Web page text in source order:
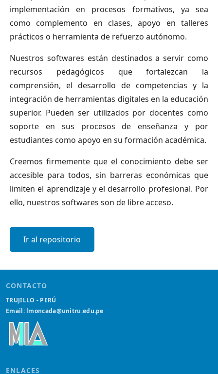
implementación en procesos formativos, ya sea
como complemento en clases, apoyo en talleres
prácticos o herramienta de refuerzo autónomo.
Nuestros softwares están destinados a servir como
recursos pedagógicos que fortalezcan la
comprensión, el desarrollo de competencias y la
integración de herramientas digitales en la educación
superior. Pueden ser utilizados por docentes como
soporte en sus procesos de enseñanza y por
estudiantes como apoyo en su formación académica.
Creemos firmemente que el conocimiento debe ser
accesible para todos, sin barreras económicas que
limiten el aprendizaje y el desarrollo profesional. Por
ello, nuestros softwares son de libre acceso.
Ir al repositorio
CONTACTO
TRUJILLO - PERÚ
Email: lmoncada@unitru.edu.pe
ENLACES